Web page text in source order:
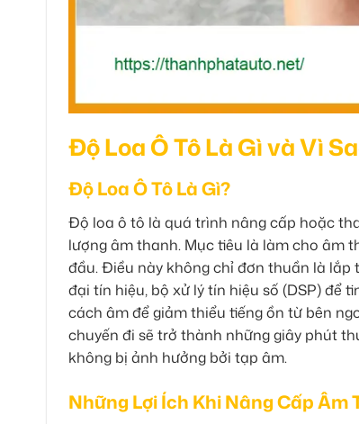
Độ Loa Ô Tô Là Gì và Vì
Độ Loa Ô Tô Là Gì?
Độ loa ô tô là quá trình nâng cấp hoặc
lượng âm thanh. Mục tiêu là làm cho âm
đầu. Điều này không chỉ đơn thuần là lắp
đại tín hiệu, bộ xử lý tín hiệu số (DSP) để
cách âm để giảm thiểu tiếng ồn từ bên
chuyến đi sẽ trở thành những giây phút
không bị ảnh hưởng bởi tạp âm.
Những Lợi Ích Khi Nâng Cấp Âm